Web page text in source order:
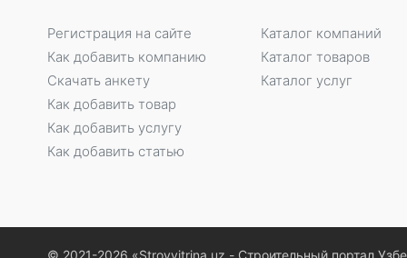
Регистрация на сайте
Как добавить компанию
Скачать анкету
Как добавить товар
Как добавить услугу
Как добавить статью
Каталог компаний
Каталог товаров
Каталог услуг
© 2021-2026 «Stroyvitrina.uz - Строительный портал